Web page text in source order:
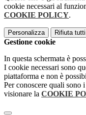
cookie necessari al
COOKIE POLICY.
Personalizza Rifiuta tutti
Gestione cookie
In questa schermata è
I cookie necessari sono
piattaforma e non è
Per conoscere quali sono
visionare la COOKIE